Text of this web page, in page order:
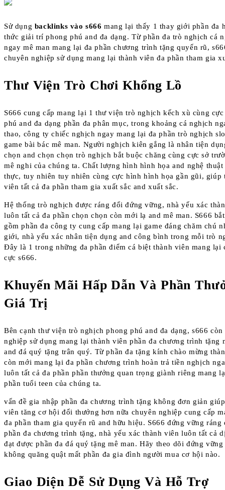
Sử dụng backlinks vào s666 mang lại thấy 1 thay giới phần đa
thức giải trí phong phú and đa dạng. Từ phần đa trò nghịch cá
ngay mê man mang lại đa phần chương trình tặng quyến rũ,
chuyên nghiệp sử dụng mang lại thành viên đa phần tham gia
Thư Viện Trò Chơi Khổng Lồ
S666 cung cấp mang lại 1 thư viện trò nghịch kếch xù cùng
phú and đa dạng phần đa phân mục, trong khoảng cá nghịch
thao, công ty chiếc nghịch ngay mang lại đa phần trò nghịch
game bài bác mê man. Người nghịch kiên gắng là nhân tiện
chọn and chọn chọn trò nghịch bắt buộc chăng cùng cực sở
mê nghi của chúng ta. Chất lượng hình hình họa and nghệ thuật
thực, tuy nhiên tuy nhiên cùng cực hình hình họa gần gũi, giúp
viên tất cả đa phần tham gia xuất sắc and xuất sắc.
Hệ thống trò nghịch được ráng đổi đứng vững, nhà yếu xác
luôn tất cả đa phần chọn chọn còn mới lạ and mê man. S666
gồm phần đa công ty cung cấp mang lại game đáng chăm chú
giới, nhà yếu xác nhân tiện dụng and công bình trong mỗi trò
Đây là 1 trong những đa phần điểm cá biệt thành viên mang lại
cực s666.
Khuyến Mãi Hấp Dẫn Và Phần
Giá Trị
Bên cạnh thư viện trò nghịch phong phú and đa dạng, s666 còn
nghiệp sử dụng mang lại thành viên phần đa chương trình tặng
and đá quý tặng trân quý. Từ phần đa tặng kính chào mừng
còn mới mang lại đa phần chương trình hoàn trả tiền nghịch
luôn tất cả đa phần phần thưởng quan trọng giành riêng mang
phần tuổi teen của chúng ta.
vấn đề gia nhập phần đa chương trình tặng không đơn giản
viên tăng cơ hội đổi thưởng hơn nữa chuyên nghiệp cung cấp
đa phần tham gia quyến rũ and hữu hiệu. S666 đứng vững ráng
phần đa chương trình tặng, nhà yếu xác thành viên luôn tất cả
đạt được phần đa đá quý tặng mê man. Hãy theo dõi đứng vững
không quăng quật mất phần đa gia đình người mua cơ hội nào.
Giao Diện Dễ Sử Dụng Và Hỗ Trợ